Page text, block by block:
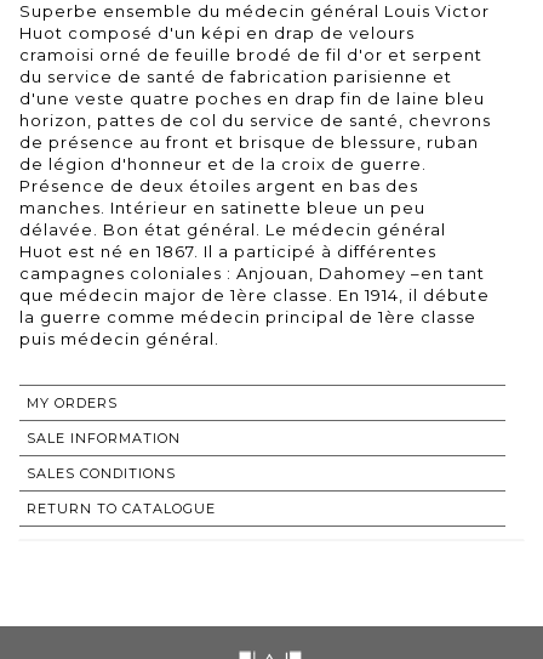
Superbe ensemble du médecin général Louis Victor
Huot composé d'un képi en drap de velours
cramoisi orné de feuille brodé de fil d'or et serpent
du service de santé de fabrication parisienne et
d'une veste quatre poches en drap fin de laine bleu
horizon, pattes de col du service de santé, chevrons
de présence au front et brisque de blessure, ruban
de légion d'honneur et de la croix de guerre.
Présence de deux étoiles argent en bas des
manches. Intérieur en satinette bleue un peu
délavée. Bon état général. Le médecin général
Huot est né en 1867. Il a participé à différentes
campagnes coloniales : Anjouan, Dahomey –en tant
que médecin major de 1ère classe. En 1914, il débute
la guerre comme médecin principal de 1ère classe
puis médecin général.
MY ORDERS
SALE INFORMATION
SALES CONDITIONS
RETURN TO CATALOGUE